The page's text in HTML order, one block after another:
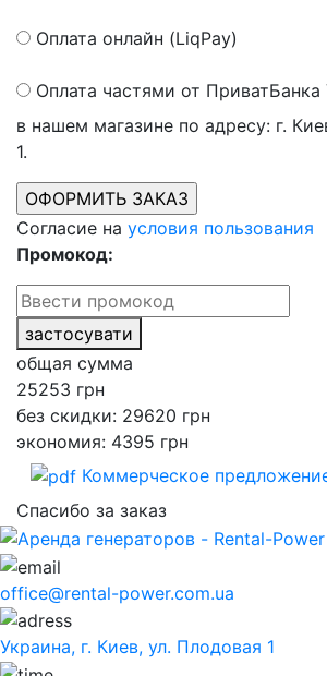
Оплата онлайн (LiqPay)
Оплата частями от ПриватБанка
в нашем магазине по адресу: г.
1.
Согласие на условия пользования
Промокод:
застосувати
общая сумма
25253 грн
без скидки: 29620 грн
экономия: 4395 грн
Коммерческое
Спасибо за заказ
office@rental-power.com.ua
Украина, г. Киев, ул. Плодовая 1